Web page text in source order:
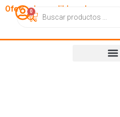
OfertasImperdibles.cl
CatálogoContacto
0